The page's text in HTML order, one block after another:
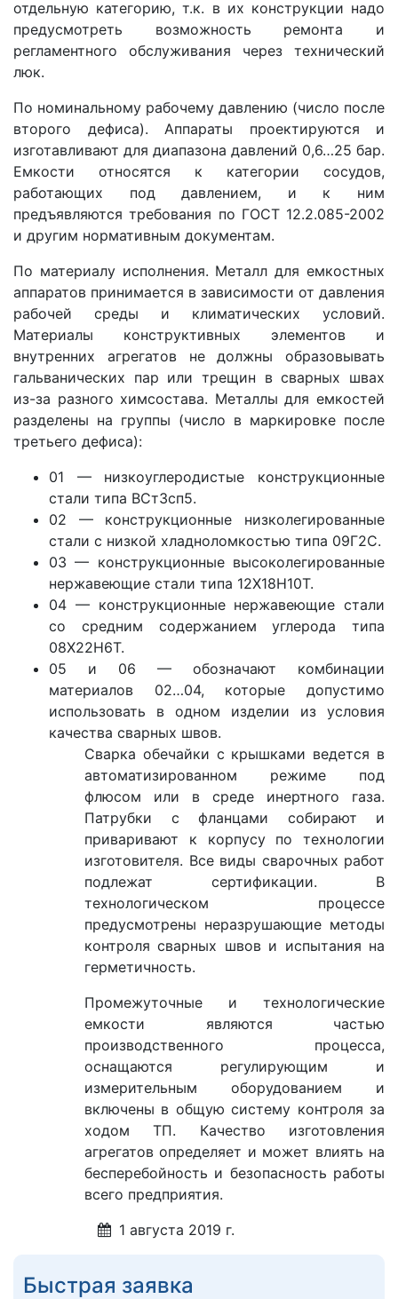
отдельную категорию, т.к. в их конструкции надо
предусмотреть возможность ремонта и
регламентного обслуживания через технический
люк.
По номинальному рабочему давлению (число после
второго дефиса). Аппараты проектируются и
изготавливают для диапазона давлений 0,6…25 бар.
Емкости относятся к категории сосудов,
работающих под давлением, и к ним
предъявляются требования по ГОСТ 12.2.085-2002
и другим нормативным документам.
По материалу исполнения. Металл для емкостных
аппаратов принимается в зависимости от давления
рабочей среды и климатических условий.
Материалы конструктивных элементов и
внутренних агрегатов не должны образовывать
гальванических пар или трещин в сварных швах
из-за разного химсостава. Металлы для емкостей
разделены на группы (число в маркировке после
третьего дефиса):
01 — низкоуглеродистые конструкционные
стали типа ВСт3сп5.
02 — конструкционные низколегированные
стали с низкой хладноломкостью типа 09Г2С.
03 — конструкционные высоколегированные
нержавеющие стали типа 12Х18Н10Т.
04 — конструкционные нержавеющие стали
со средним содержанием углерода типа
08Х22Н6Т.
05 и 06 — обозначают комбинации
материалов 02…04, которые допустимо
использовать в одном изделии из условия
качества сварных швов.
Сварка обечайки с крышками ведется в
автоматизированном режиме под
флюсом или в среде инертного газа.
Патрубки с фланцами собирают и
приваривают к корпусу по технологии
изготовителя. Все виды сварочных работ
подлежат сертификации. В
технологическом процессе
предусмотрены неразрушающие методы
контроля сварных швов и испытания на
герметичность.
Промежуточные и технологические
емкости являются частью
производственного процесса,
оснащаются регулирующим и
измерительным оборудованием и
включены в общую систему контроля за
ходом ТП. Качество изготовления
агрегатов определяет и может влиять на
бесперебойность и безопасность работы
всего предприятия.
1 августа 2019 г.
Быстрая заявка